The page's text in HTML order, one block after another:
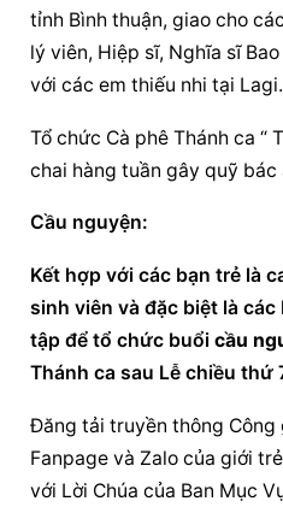
tỉnh Bình thuận, giao cho
lý viên, Hiệp sĩ, Nghĩa sĩ
với các em thiếu nhi tại Lagi.
Tổ chức Cà phê Thánh ca “
chai hàng tuần gây quỹ bác
Cầu nguyện:
Kết hợp với các bạn trẻ là
sinh viên và đặc biệt là
tập để tổ chức buổi cầu
Thánh ca sau Lễ chiều thứ
Đăng tải truyền thông
Fanpage và Zalo của giới
với Lời Chúa của Ban Mục